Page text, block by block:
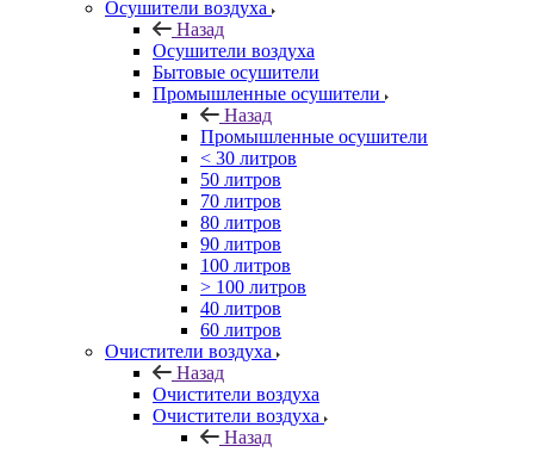
Осушители воздуха
Назад
Осушители воздуха
Бытовые осушители
Промышленные осушители
Назад
Промышленные осушители
< 30 литров
50 литров
70 литров
80 литров
90 литров
100 литров
> 100 литров
40 литров
60 литров
Очистители воздуха
Назад
Очистители воздуха
Очистители воздуха
Назад